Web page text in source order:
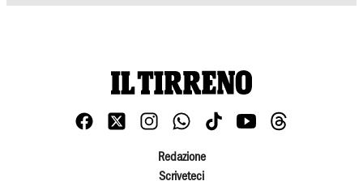
Redazione
Scriveteci